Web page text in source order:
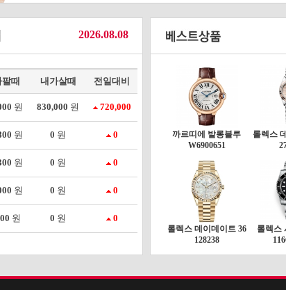
2026.08.08
때 내가살때 전일대비
원 830,000 원 720,000
원 0 원 0
원 0 원 0
원 0 원 0
원 0 원 0
까르띠에 발롱블루
W6900651
롤렉스
롤렉스 데이데이트 36
128238
롤렉스